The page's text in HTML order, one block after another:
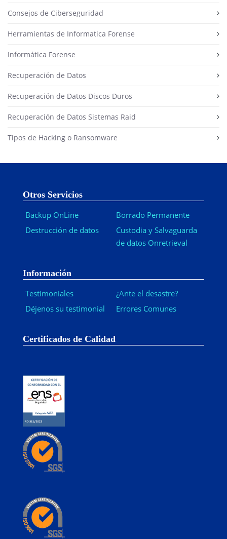
Consejos de Ciberseguridad
Herramientas de Informatica Forense
Informática Forense
Recuperación de Datos
Recuperación de Datos Discos Duros
Recuperación de Datos Sistemas Raid
Tipos de Hacking o Ransomware
Otros Servicios
Backup OnLine
Destrucción de datos
Borrado Permanente
Custodia y Salvaguarda
de datos Onretrieval
Información
Testimoniales
Déjenos su testimonial
¿Ante el desastre?
Errores Comunes
Certificados de Calidad